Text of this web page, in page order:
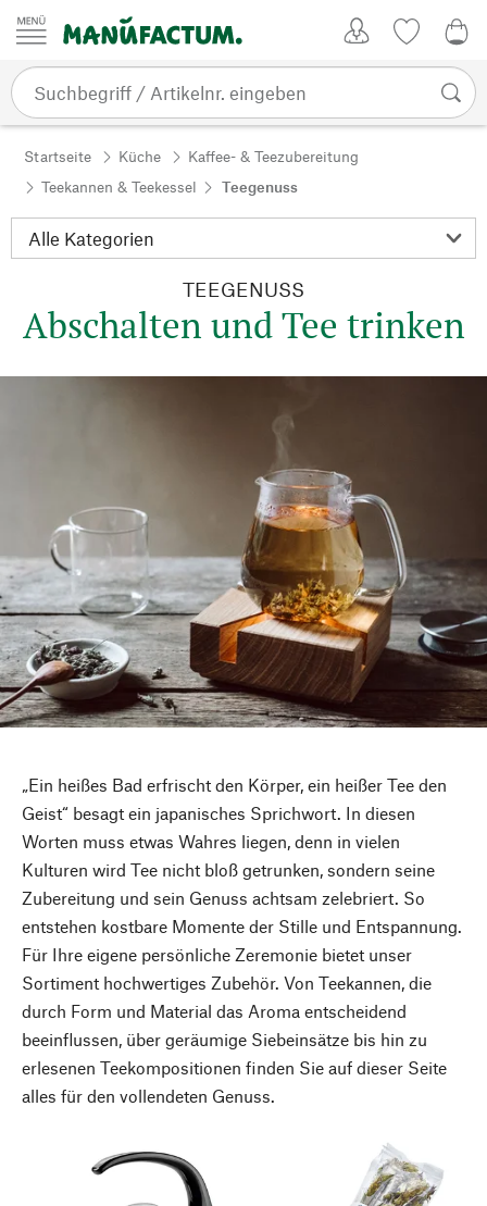
Zum Inhalt springen
Startseite Küche
Kaffee- & Teezubereitung
Teekannen & Teekessel
Teegenuss
TEEGENUSS
Abschalten und Tee trinken
„Ein heißes Bad erfrischt den Körper, ein heißer Tee den
Geist“ besagt ein japanisches Sprichwort. In diesen
Worten muss etwas Wahres liegen, denn in vielen
Kulturen wird Tee nicht bloß getrunken, sondern seine
Zubereitung und sein Genuss achtsam zelebriert. So
entstehen kostbare Momente der Stille und Entspannung.
Für Ihre eigene persönliche Zeremonie bietet unser
Sortiment hochwertiges Zubehör. Von Teekannen, die
durch Form und Material das Aroma entscheidend
beeinflussen, über geräumige Siebeinsätze bis hin zu
erlesenen Teekompositionen finden Sie auf dieser Seite
alles für den vollendeten Genuss.